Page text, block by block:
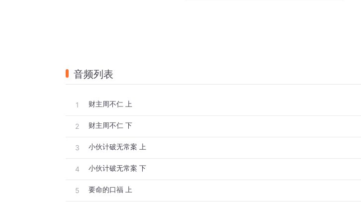
音频列表
1 财主周不仁 上
2 财主周不仁 下
3 小伙计破无常案 上
4 小伙计破无常案 下
5 要命的口福 上